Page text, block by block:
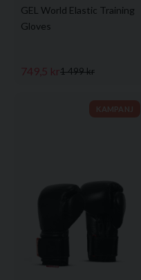
GEL World Elastic Training
Gloves
1 499 kr
749,5 kr
KAMPANJ